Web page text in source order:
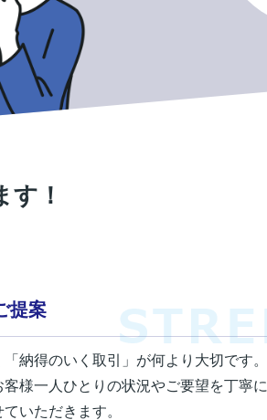
す！
提案
納得のいく取引」が何より大切です。
様一人ひとりの状況やご要望を丁寧に
いただきます。